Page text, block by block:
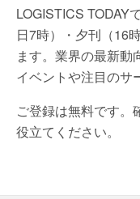
LOGISTICS TODAY
日7時）・夕刊（16
ます。業界の最新動
イベントや注目のサ
ご登録は無料です。
役立てください。